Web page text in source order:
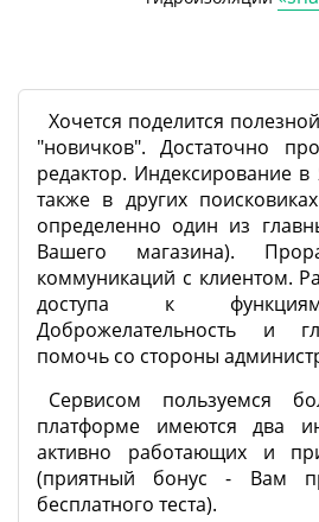
Хочется поделится
"новичков". Достаточно
редактор. Индексирование
также в других
определенно один из
Вашего магазина).
коммуникаций с клиентом.
доступа к
Доброжелательность и
помочь со стороны
Сервисом пользуемся
платформе имеются два
активно работающих и
(приятный бонус - Вам
бесплатного теста).